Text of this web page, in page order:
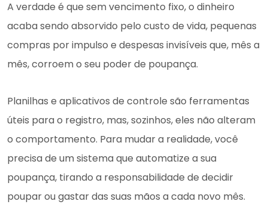
A verdade é que sem vencimento fixo, o dinheiro
acaba sendo absorvido pelo custo de vida, pequenas
compras por impulso e despesas invisíveis que, mês a
mês, corroem o seu poder de poupança.
Planilhas e aplicativos de controle são ferramentas
úteis para o registro, mas, sozinhos, eles não alteram
o comportamento. Para mudar a realidade, você
precisa de um sistema que automatize a sua
poupança, tirando a responsabilidade de decidir
poupar ou gastar das suas mãos a cada novo mês.